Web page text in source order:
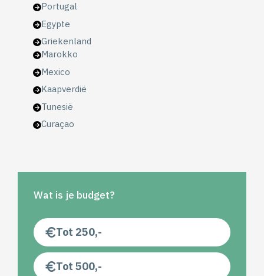
Portugal
Egypte
Griekenland
Marokko
Mexico
Kaapverdië
Tunesië
Curaçao
Wat is je budget?
Tot 250,-
Tot 500,-